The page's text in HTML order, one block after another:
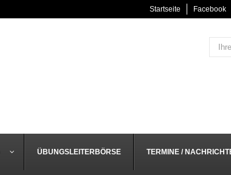
Startseite Facebook
ÜBUNGSLEITERBÖRSE TERMINE /